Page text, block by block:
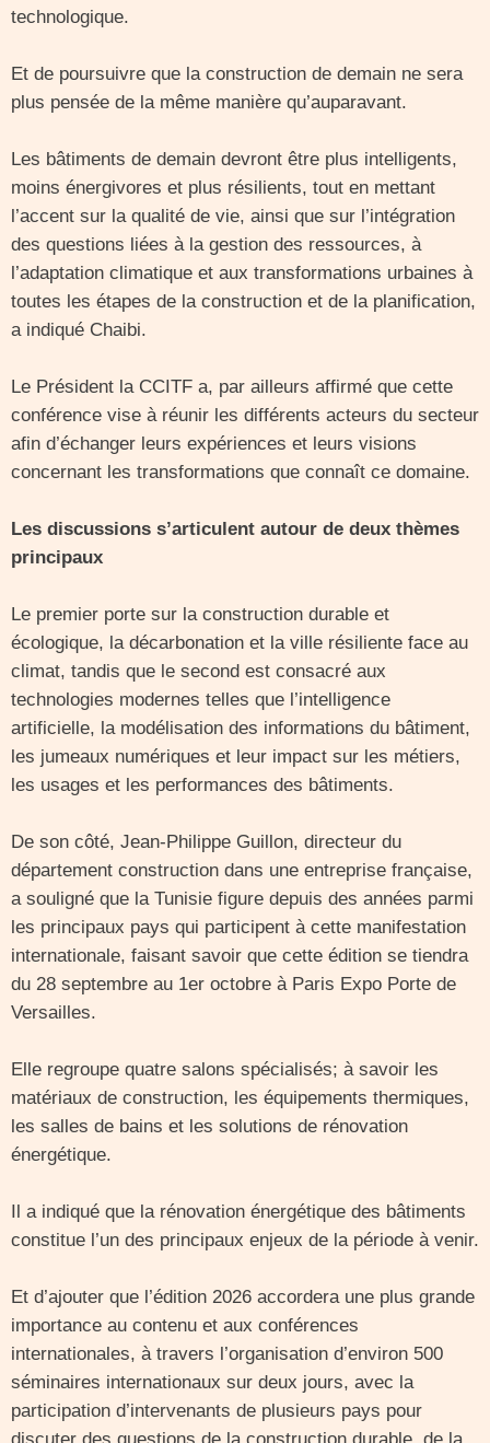
technologique.
Et de poursuivre que la construction de demain ne sera
plus pensée de la même manière qu’auparavant.
Les bâtiments de demain devront être plus intelligents,
moins énergivores et plus résilients, tout en mettant
l’accent sur la qualité de vie, ainsi que sur l’intégration
des questions liées à la gestion des ressources, à
l’adaptation climatique et aux transformations urbaines à
toutes les étapes de la construction et de la planification,
a indiqué Chaibi.
Le Président la CCITF a, par ailleurs affirmé que cette
conférence vise à réunir les différents acteurs du secteur
afin d’échanger leurs expériences et leurs visions
concernant les transformations que connaît ce domaine.
Les discussions s’articulent autour de deux thèmes
principaux
Le premier porte sur la construction durable et
écologique, la décarbonation et la ville résiliente face au
climat, tandis que le second est consacré aux
technologies modernes telles que l’intelligence
artificielle, la modélisation des informations du bâtiment,
les jumeaux numériques et leur impact sur les métiers,
les usages et les performances des bâtiments.
De son côté, Jean-Philippe Guillon, directeur du
département construction dans une entreprise française,
a souligné que la Tunisie figure depuis des années parmi
les principaux pays qui participent à cette manifestation
internationale, faisant savoir que cette édition se tiendra
du 28 septembre au 1er octobre à Paris Expo Porte de
Versailles.
Elle regroupe quatre salons spécialisés; à savoir les
matériaux de construction, les équipements thermiques,
les salles de bains et les solutions de rénovation
énergétique.
Il a indiqué que la rénovation énergétique des bâtiments
constitue l’un des principaux enjeux de la période à venir.
Et d’ajouter que l’édition 2026 accordera une plus grande
importance au contenu et aux conférences
internationales, à travers l’organisation d’environ 500
séminaires internationaux sur deux jours, avec la
participation d’intervenants de plusieurs pays pour